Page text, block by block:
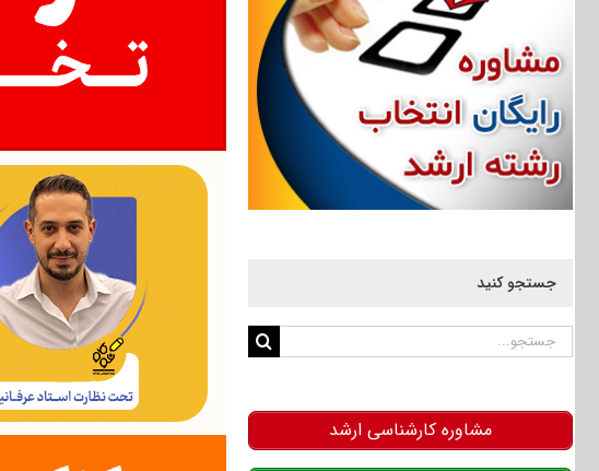
جستجو کنید
جستجو
مشاوره کارشناسی ارشد